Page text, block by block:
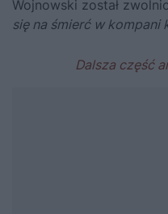
Wojnowski został
się na śmierć w kompani